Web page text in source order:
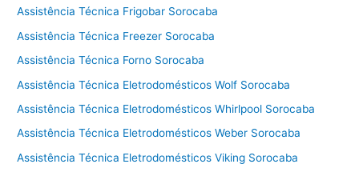
Assistência Técnica Frigobar Sorocaba
Assistência Técnica Freezer Sorocaba
Assistência Técnica Forno Sorocaba
Assistência Técnica Eletrodomésticos Wolf Sorocaba
Assistência Técnica Eletrodomésticos Whirlpool Sorocaba
Assistência Técnica Eletrodomésticos Weber Sorocaba
Assistência Técnica Eletrodomésticos Viking Sorocaba